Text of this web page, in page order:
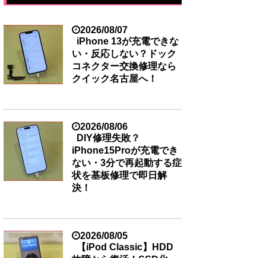
2026/08/07
iPhone 13が充電できな
い・反応しない？ドック
コネクター交換修理なら
クイック名古屋へ！
2026/08/06
DIY修理失敗？
iPhone15Proが充電でき
ない・3分で再起動する症
状を基板修理で即日解
決！
2026/08/05
【iPod Classic】HDD